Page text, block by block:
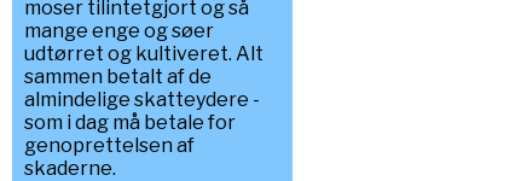
moser tilintetgjort og så
mange enge og søer
udtørret og kultiveret. Alt
sammen betalt af de
almindelige skatteydere -
som i dag må betale for
genoprettelsen af
skaderne.